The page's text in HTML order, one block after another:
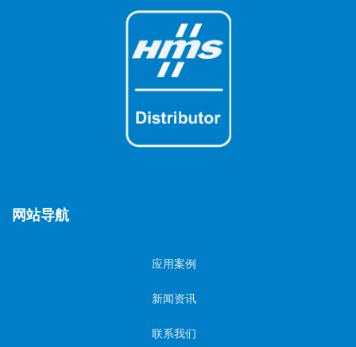
网站导航
应用案例
新闻资讯
联系我们